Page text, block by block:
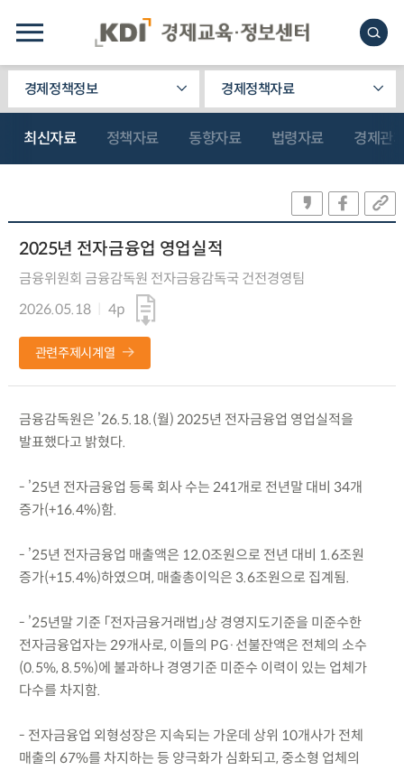
경제정책정보 경제정책자료
최신자료 정책자료 동향자료 법령자료 경제관
2025년 전자금융업 영업실적
금융위원회 금융감독원 전자금융감독국 건전경영팀
2026.05.18
4p
관련주제시계열
금융감독원은 ’26.5.18.(월) 2025년 전자금융업 영업실적을
발표했다고 밝혔다.
- ’25년 전자금융업 등록 회사 수는 241개로 전년말 대비 34개
증가(+16.4%)함.
- ’25년 전자금융업 매출액은 12.0조원으로 전년 대비 1.6조원
증가(+15.4%)하였으며, 매출총이익은 3.6조원으로 집계됨.
- ’25년말 기준 「전자금융거래법」상 경영지도기준을 미준수한
전자금융업자는 29개사로, 이들의 PG·선불잔액은 전체의 소수
(0.5%, 8.5%)에 불과하나 경영기준 미준수 이력이 있는 업체가
다수를 차지함.
- 전자금융업 외형성장은 지속되는 가운데 상위 10개사가 전체
매출의 67%를 차지하는 등 양극화가 심화되고, 중소형 업체의